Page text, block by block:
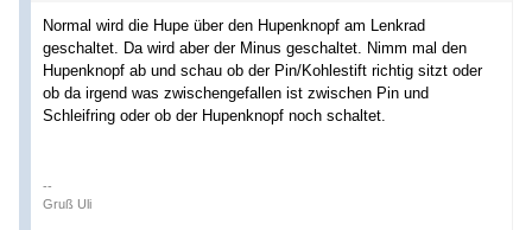
Normal wird die Hupe über den Hupenknopf am Lenkrad
geschaltet. Da wird aber der Minus geschaltet. Nimm mal den
Hupenknopf ab und schau ob der Pin/Kohlestift richtig sitzt oder
ob da irgend was zwischengefallen ist zwischen Pin und
Schleifring oder ob der Hupenknopf noch schaltet.
--
Gruß Uli